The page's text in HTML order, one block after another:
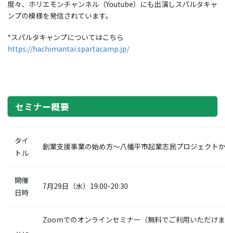
度々、ホリエモンチャンネル（Youtube）にも出演しスパルタキャ
ンプの模様を発信されています。
*スパルタキャンプについてはこちら
https://hachimantai.spartacamp.jp/
セミナー概要
タイ
トル
創業支援事業の始め方〜八幡平市起業志民プロジェクト
開催
日時
7月29日（水）19:00-20:30
Zoomでのオンラインセミナー（無料でご利用いただけ